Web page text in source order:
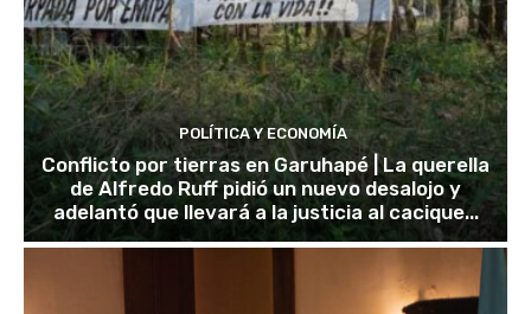
POLÍTICA Y ECONOMÍA
Conflicto por tierras en Garuhapé | La querella
de Alfredo Ruff pidió un nuevo desalojo y
adelantó que llevará a la justicia al cacique...